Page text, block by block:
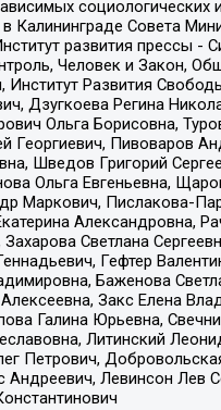
Калининграде Совета
развития прессы -
Человек и Закон,
Институт Развития
Дзугкоева Регина
Ольга Борисовна,
Георгиевич, Пивоваров
Шведов Григорий
Ольга Евгеньевна,
Маркович, Пислакова-
Александровна,
Светлана
Гефтер
Баженова
Закс Елена
Галина Юрьевна,
Литинский
Петрович,
Андреевич, Левинсон